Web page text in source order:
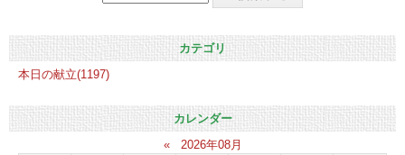
カテゴリ
本日の献立(1197)
カレンダー
«
2026年08月